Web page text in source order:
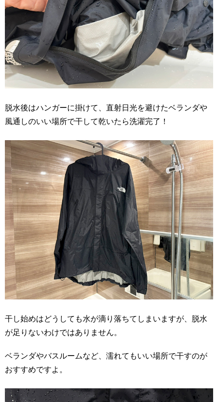
脱水後はハンガーに掛けて、直射日光を避けたベランダや
風通しのいい場所で干して乾いたら洗濯完了！
干し始めはどうしても水が滴り落ちてしまいますが、脱水
が足りないわけではありません。
ベランダやバスルームなど、濡れてもいい場所で干すのが
おすすめですよ。